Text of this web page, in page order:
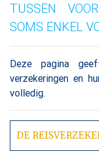
TUSSEN
SOMS ENKEL
Deze pagina
verzekeringen en
volledig.
DE